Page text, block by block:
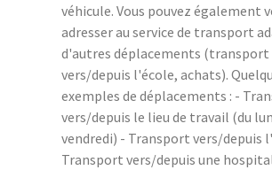
véhicule. Vous pouvez également
adresser au service de transport
d'autres déplacements (transport
vers/depuis l'école, achats).
exemples de déplacements : -
vers/depuis le lieu de travail (du
vendredi) - Transport vers/depuis
Transport vers/depuis une